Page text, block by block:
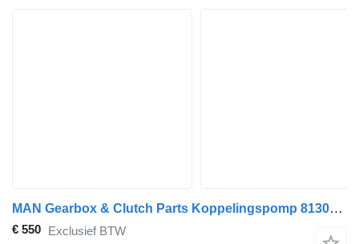
MAN Gearbox & Clutch Parts Koppelingspomp 81307256121 koppelingswerkcilinder voor vrachtwagen
€ 550 Exclusief BTW